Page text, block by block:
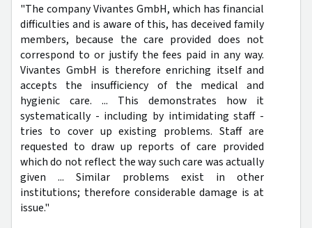
"The company Vivantes GmbH, which has financial
difficulties and is aware of this, has deceived family
members, because the care provided does not
correspond to or justify the fees paid in any way.
Vivantes GmbH is therefore enriching itself and
accepts the insufficiency of the medical and
hygienic care. ... This demonstrates how it
systematically - including by intimidating staff -
tries to cover up existing problems. Staff are
requested to draw up reports of care provided
which do not reflect the way such care was actually
given ... Similar problems exist in other
institutions; therefore considerable damage is at
issue."